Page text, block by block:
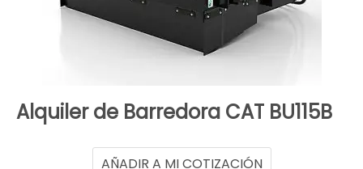
Alquiler de Barredora CAT BU115B